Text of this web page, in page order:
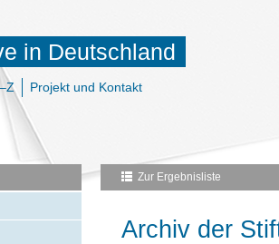
in Deutschland
Projekt und Kontakt
Zur Ergebnisliste
Archiv der